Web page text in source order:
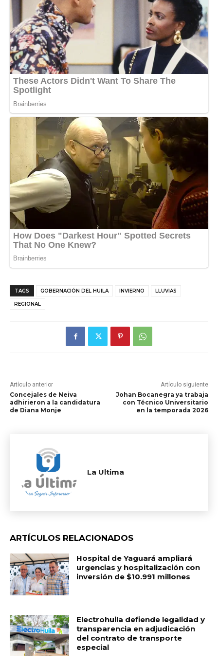
TAGS GOBERNACIÓN DEL HUILA INVIERNO LLUVIAS
REGIONAL
Artículo anterior
Concejales de Neiva
adhirieron a la candidatura
de Diana Monje
Artículo siguiente
Johan Bocanegra ya trabaja
con Técnico Universitario
en la temporada 2026
La Ultima
ARTÍCULOS RELACIONADOS
Hospital de Yaguará ampliará
urgencias y hospitalización con
inversión de $10.991 millones
Electrohuila defiende legalidad y
transparencia en adjudicación
del contrato de transporte
especial